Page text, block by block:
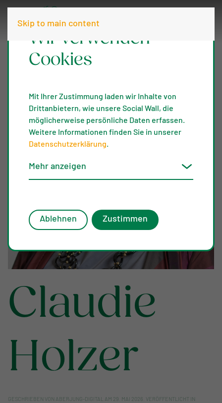
Skip to main content
Claudie
Holzer
GESCHRIEBEN VON ABERJUNG-DIGITAL AM 29. MAI 2026
. VERÖFFENTLICHT IN
Wir verwenden
Cookies
Mit Ihrer Zustimmung laden wir Inhalte von
Drittanbietern, wie unsere Social Wall, die
möglicherweise persönliche Daten erfassen.
Weitere Informationen finden Sie in unserer
Datenschutzerklärung.
Mehr anzeigen
Ablehnen Zustimmen